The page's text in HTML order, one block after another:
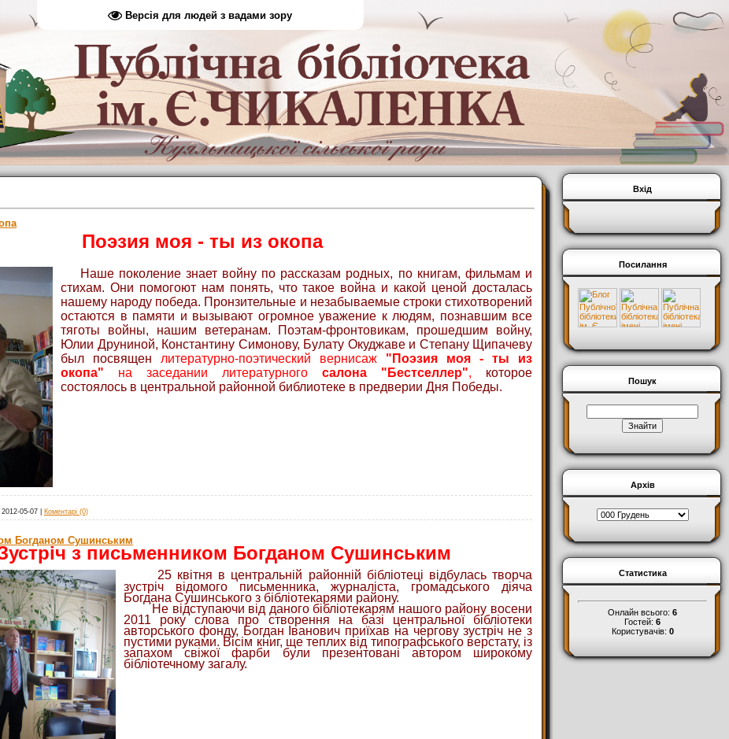
Версія для людей з вадами зору
Поэзия моя - ты из окопа
Наше поколение знает войну по рассказам родных, по книгам, фильмам и
стихам. Они помогоют нам понять, что такое война и какой ценой досталась
нашему народу победа. Пронзительные и незабываемые строки стихотворений
остаются в памяти и вызывают огромное уважение к людям, познавшим все
тяготы войны, нашим ветеранам. Поэтам-фронтовикам, прошедшим войну,
Юлии Друниной, Константину Симонову, Булату Окуджаве и Степану Щипачеву
был посвящен литературно-поэтический вернисаж "Поэзия моя - ты из
окопа"
на заседании литературного салона "Бестселлер", которое
состоялось в центральной районной библиотеке в предверии Дня Победы.
2012-05-07 Коментарі (0)
Богданом Сушинським
з письменником Богданом Сушинським
25 квітня в центральній районній бібліотеці відбулась творча
зустріч відомого письменника, журналіста, громадського діяча
Богдана Сушинського з бібліотекарями району.
Не відступаючи від даного бібліотекарям нашого району восени
2011 року слова про створення на базі центральної бібліотеки
авторського фонду, Богдан Іванович приїхав на чергову зустріч не з
пустими руками. Вісім книг, ще теплих від типографського верстату, із
запахом свіжої фарби були презентовані автором широкому
бібліотечному загалу.
Вхід
Посилання
Пошук
Архів
Статистика
Онлайн всього: 6
Гостей: 6
Користувачів: 0